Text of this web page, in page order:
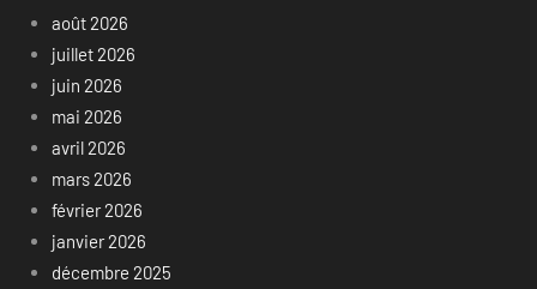
août 2026
juillet 2026
juin 2026
mai 2026
avril 2026
mars 2026
février 2026
janvier 2026
décembre 2025